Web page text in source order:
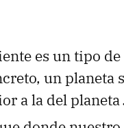
es un tipo
un planeta
a la del planeta